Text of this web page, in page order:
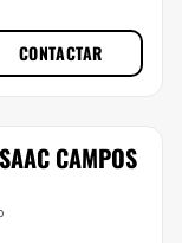
CONTACTAR
CAMPOS